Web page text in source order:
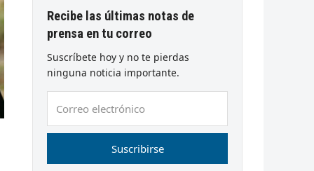
Recibe las últimas notas de
prensa en tu correo
Suscríbete hoy y no te pierdas
ninguna noticia importante.
electrónico
Suscribirse